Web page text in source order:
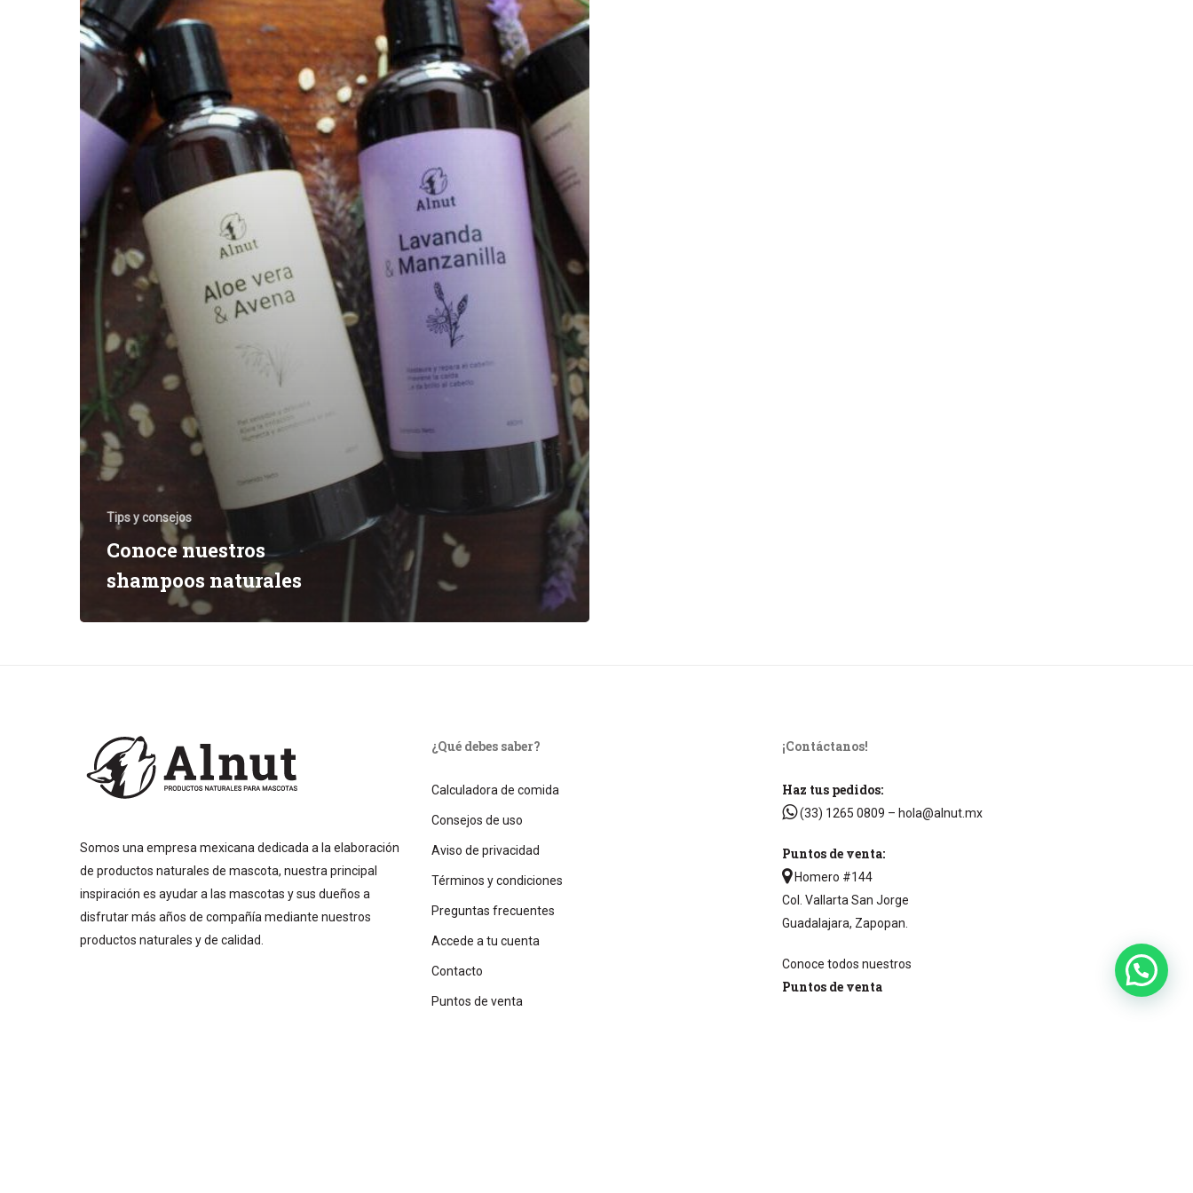
Tips y consejos
Conoce nuestros
shampoos naturales
Somos una empresa mexicana dedicada a la elaboración
de productos naturales de mascota, nuestra principal
inspiración es ayudar a las mascotas y sus dueños a
disfrutar más años de compañía mediante nuestros
productos naturales y de calidad.
¿Qué debes saber?
Calculadora de comida
Consejos de uso
Aviso de privacidad
Términos y condiciones
Preguntas frecuentes
Accede a tu cuenta
Contacto
Puntos de venta
¡Contáctanos!
Haz tus pedidos:
(33) 1265 0809 – hola@alnut.mx
Puntos de venta:
Homero #144
Col. Vallarta San Jorge
Guadalajara, Zapopan.
Conoce todos nuestros
Puntos de venta